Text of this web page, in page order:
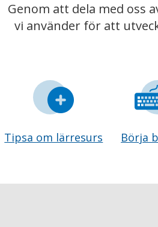
Genom att dela med oss
vi använder för att
Tipsa om lärresurs Börja